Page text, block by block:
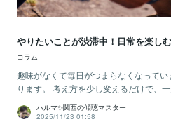
やりたいことが渋滞中！日常を楽し
コラム
趣味がなくて毎日がつまらなくなって
ります。 考え方を少し変えるだけで、
ハルマ✨関西の傾聴マスター
2025/11/23 01:58